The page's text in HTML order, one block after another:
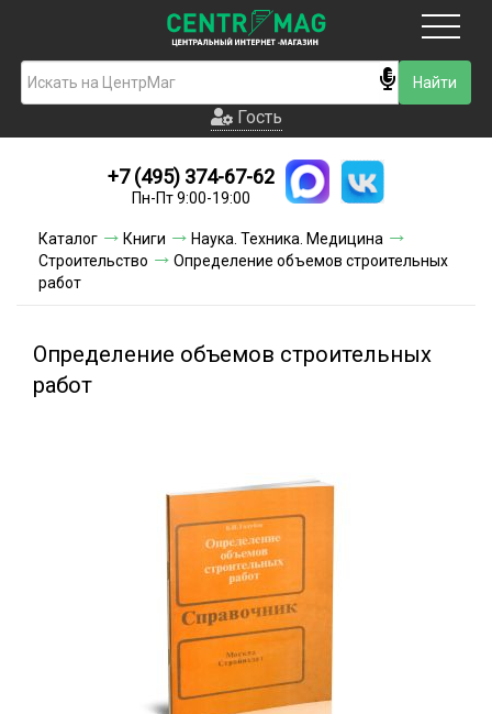
Гость
Новинки
Условия доставки
Гость
+7 (495) 374-67-62
Пн-Пт 9:00-19:00
Каталог Книги
Наука. Техника. Медицина
Строительство
Определение объемов строительных
работ
Определение объемов строительных
работ